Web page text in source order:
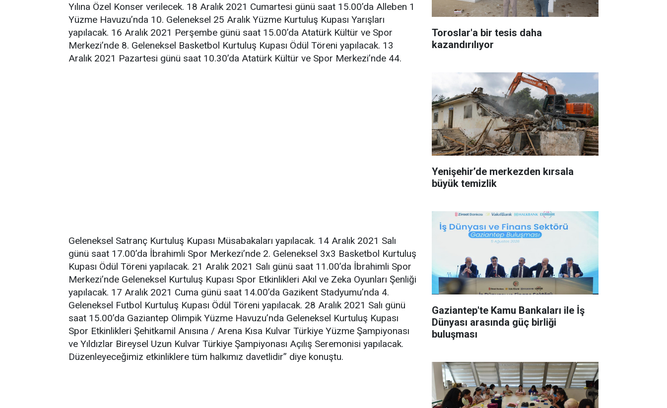
Yılına Özel Konser verilecek. 18 Aralık 2021 Cumartesi günü saat 15.00’da Alleben 1
Yüzme Havuzu’nda 10. Geleneksel 25 Aralık Yüzme Kurtuluş Kupası Yarışları
yapılacak. 16 Aralık 2021 Perşembe günü saat 15.00’da Atatürk Kültür ve Spor
Merkezi’nde 8. Geleneksel Basketbol Kurtuluş Kupası Ödül Töreni yapılacak. 13
Aralık 2021 Pazartesi günü saat 10.30’da Atatürk Kültür ve Spor Merkezi’nde 44.
Geleneksel Satranç Kurtuluş Kupası Müsabakaları yapılacak. 14 Aralık 2021 Salı
günü saat 17.00’da İbrahimli Spor Merkezi’nde 2. Geleneksel 3x3 Basketbol Kurtuluş
Kupası Ödül Töreni yapılacak. 21 Aralık 2021 Salı günü saat 11.00’da İbrahimli Spor
Merkezi’nde Geleneksel Kurtuluş Kupası Spor Etkinlikleri Akıl ve Zeka Oyunları Şenliği
yapılacak. 17 Aralık 2021 Cuma günü saat 14.00’da Gazikent Stadyumu’nda 4.
Geleneksel Futbol Kurtuluş Kupası Ödül Töreni yapılacak. 28 Aralık 2021 Salı günü
saat 15.00’da Gaziantep Olimpik Yüzme Havuzu’nda Geleneksel Kurtuluş Kupası
Spor Etkinlikleri Şehitkamil Anısına / Arena Kısa Kulvar Türkiye Yüzme Şampiyonası
ve Yıldızlar Bireysel Uzun Kulvar Türkiye Şampiyonası Açılış Seremonisi yapılacak.
Düzenleyeceğimiz etkinliklere tüm halkımız davetlidir” diye konuştu.
Toroslar'a bir tesis daha
kazandırılıyor
Yenişehir’de merkezden kırsala
büyük temizlik
Gaziantep'te Kamu Bankaları ile İş
Dünyası arasında güç birliği
buluşması